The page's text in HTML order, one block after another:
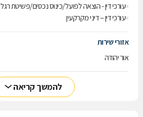
עורכי דין - הוצאה לפועל/כינוס נכסים/פשיטת רגל
עורכי דין – דיני מקרקעין
אזורי שירות
אור יהודה
להמשך קריאה